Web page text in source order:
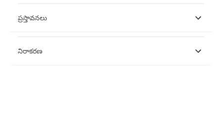
ప్రస్తావనలు
https://nutritionaustralia.org/fact-sheets/healthy-eating-
నిరాకరణ